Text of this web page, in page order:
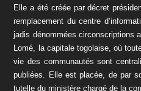
Elle a été créée par décret
remplacement du centre
jadis dénommées circonscriptions
Lomé, la capitale togolaise, où
vie des communautés sont
publiées. Elle est placée, de par
tutelle du ministère chargé de la